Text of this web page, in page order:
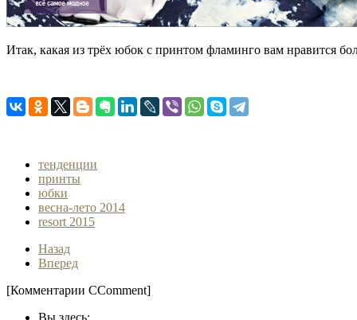
Итак, какая из трёх юбок с принтом фламинго вам нравится
тенденции
принты
юбки
весна-лето 2014
resort 2015
Назад
Вперед
[Комментарии CComment]